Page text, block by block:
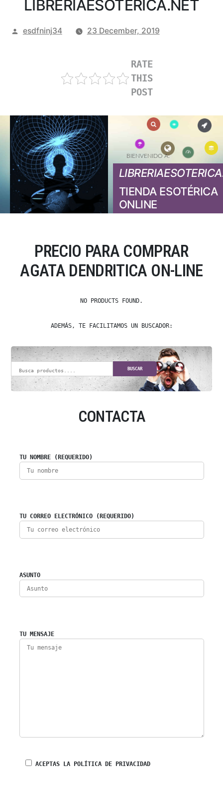
LIBRERIAESOTERICA.NET
Posted
esdfninj34 23 December, 2019
RATE
THIS
POST
TIENDA ESOTÉRICA
ONLINE
BIENVENIDO A:
PRECIO PARA COMPRAR
AGATA DENDRITICA ON-LINE
NO PRODUCTS FOUND.
ADEMÁS, TE FACILITAMOS UN BUSCADOR:
BUSCAR
CONTACTA
TU NOMBRE (REQUERIDO)
TU CORREO ELECTRÓNICO (REQUERIDO)
ASUNTO
TU MENSAJE
ACEPTAS LA POLÍTICA DE PRIVACIDAD